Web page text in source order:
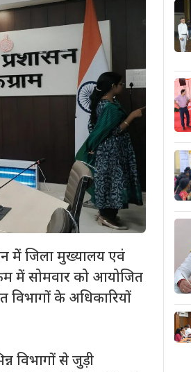
में जिला मुख्यालय एवं
में सोमवार को आयोजित
के अधिकारियों
विभागों से जुड़ी